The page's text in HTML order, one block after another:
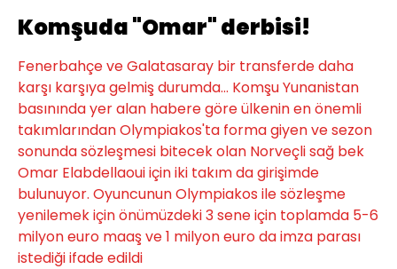
Komşuda "Omar" derbisi!
Fenerbahçe ve Galatasaray bir transferde daha
karşı karşıya gelmiş durumda... Komşu Yunanistan
basınında yer alan habere göre ülkenin en önemli
takımlarından Olympiakos'ta forma giyen ve sezon
sonunda sözleşmesi bitecek olan Norveçli sağ bek
Omar Elabdellaoui için iki takım da girişimde
bulunuyor. Oyuncunun Olympiakos ile sözleşme
yenilemek için önümüzdeki 3 sene için toplamda 5-6
milyon euro maaş ve 1 milyon euro da imza parası
istediği ifade edildi